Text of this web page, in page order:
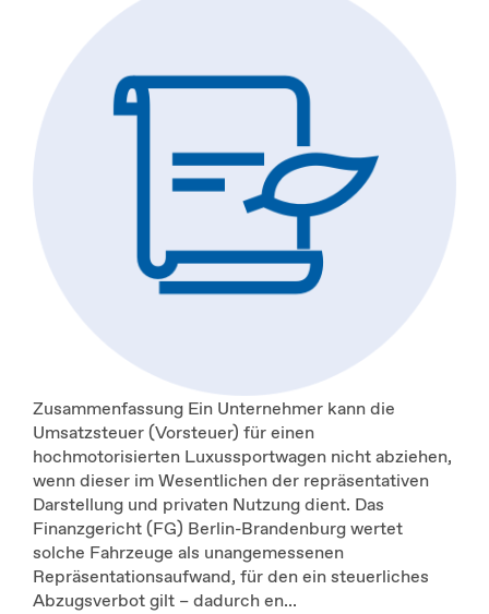
Zusammenfassung Ein Unternehmer kann die
Umsatzsteuer (Vorsteuer) für einen
hochmotorisierten Luxussportwagen nicht abziehen,
wenn dieser im Wesentlichen der repräsentativen
Darstellung und privaten Nutzung dient. Das
Finanzgericht (FG) Berlin-Brandenburg wertet
solche Fahrzeuge als unangemessenen
Repräsentationsaufwand, für den ein steuerliches
Abzugsverbot gilt – dadurch en...